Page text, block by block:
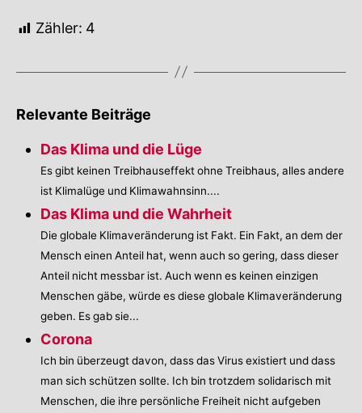
Zähler: 4
Relevante Beiträge
Das Klima und die Lüge
Es gibt keinen Treibhauseffekt ohne Treibhaus, alles andere
ist Klimalüge und Klimawahnsinn....
Das Klima und die Wahrheit
Die globale Klimaveränderung ist Fakt. Ein Fakt, an dem der
Mensch einen Anteil hat, wenn auch so gering, dass dieser
Anteil nicht messbar ist. Auch wenn es keinen einzigen
Menschen gäbe, würde es diese globale Klimaveränderung
geben. Es gab sie...
Corona
Ich bin überzeugt davon, dass das Virus existiert und dass
man sich schützen sollte. Ich bin trotzdem solidarisch mit
Menschen, die ihre persönliche Freiheit nicht aufgeben